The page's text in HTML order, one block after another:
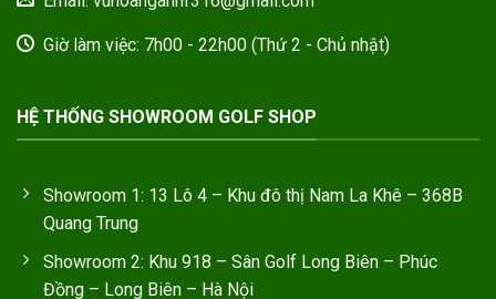
Giờ làm việc: 7h00 - 22h00 (Thứ 2 - Chủ nhật)
HỆ THỐNG SHOWROOM GOLF SHOP
Showroom 1: 13 Lô 4 – Khu đô thị Nam La Khê – 368B
Quang Trung
Showroom 2: Khu 918 – Sân Golf Long Biên – Phúc
Đồng – Long Biên – Hà Nội